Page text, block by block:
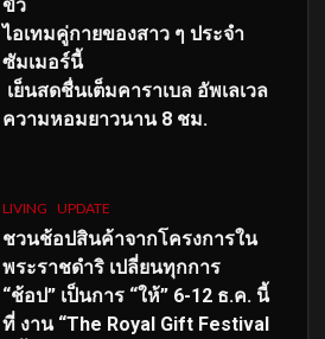
ขั้ว
ไอเทมคู่กายของสาว ๆ ประจำ
ซัมเมอร์นี้
เย็นสดชื่นเต็มคาราเบล อัพเลเวล
ความหอมยาวนาน 8 ชม.
LIVING UPDATE
ชวนช้อปสินค้าจากโครงการใน
พระราชดำริ เปลี่ยนทุกการ
“ช้อป” เป็นการ “ให้” 6-12 ธ.ค. นี้
ที่ งาน “The Royal Gift Festival